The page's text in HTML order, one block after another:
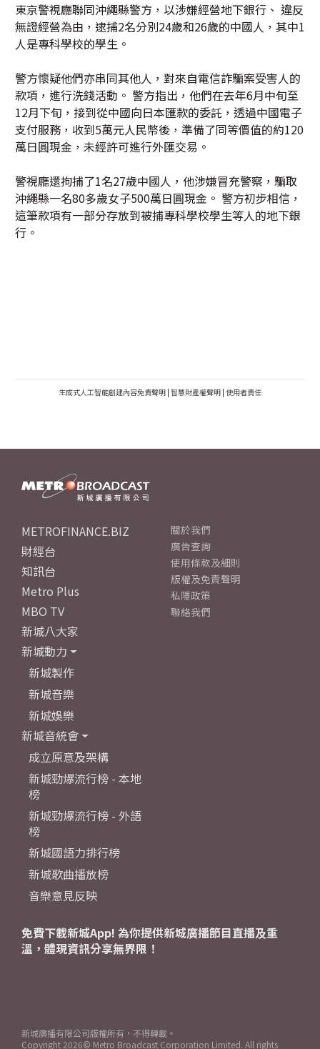
東京警視廳聯同沖繩縣警方，以涉嫌經營地下銀行、 違反
無證經營為由，逮捕2名分別24歲和26歲的中國人，其中1
人是專科學校的學生。
警方懷疑他們亦串同其他人，對來自電信詐騙案受害人的
款項，進行洗錢活動。 警方指出，他們在去年6月中旬至
12月下旬，接到從中國向日本匯款的委託，透過中國電子
支付服務，收到5萬元人民幣後，準備了同等價值的約120
萬日圓現金，未經許可進行外匯交易。
警視廳還拘捕了1名27歲中國人，他涉嫌冒充警察，騙取
沖繩縣一名80多歲女子500萬日圓現金。 警方初步相信，
這筆款項有一部分存放到被捕專科學校學生等人的地下銀
行。
生成式人工智能創建內容免責聲明 | 智慧財產權聲明 | 使用者責任
METROFINANCE.BIZ
財經台
知訊台
Metro Plus
MBO TV
新城八大家
新城動力
新城製作
新城音樂
新城娛樂
新城音統會
成立原意及架構
新城勁爆流行榜 - 本地
榜
新城勁爆流行榜 - 外語
榜
新城國語力排行榜
新城歌曲播放榜
音樂意見反映
關於我們
廣告查詢
使用條款及細則
版權及免責聲明
私隱政策
聯絡我們
免費下載新城App! 為你提供新城廣播節目直播及重
溫，體現資訊分享無界限！
新城廣播有限公司版權所有，不得轉載。
Copyright 2026© Metro Broadcast Corporation Limited. All rights